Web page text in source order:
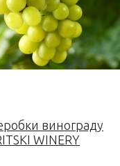
винограду
WINERY